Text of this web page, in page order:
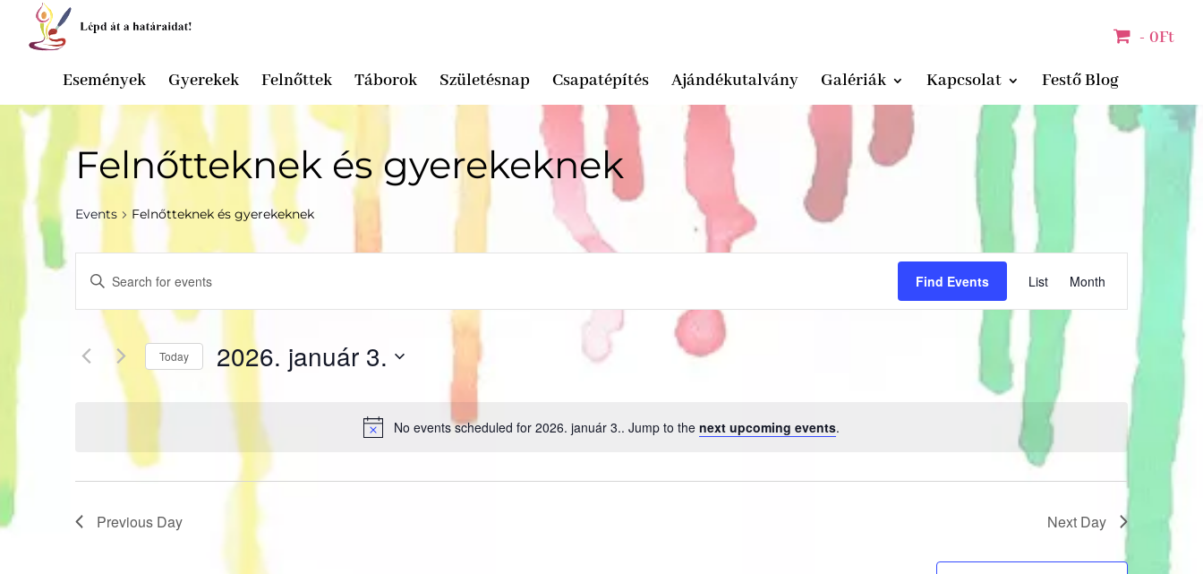
Események Gyerekek Felnőttek Táborok Születésnap Csapatépítés Ajándékutalvány Galériák Kapcsolat Festő Blog
0Ft
No events scheduled for 2026. január 3.. Jump to the next upcoming events.
Felnőtteknek és gyerekeknek
Events Felnőtteknek és gyerekeknek
Search
and
Views
Navigation
Enter
Keyword.
Search
Events
Keyword.
Find Events
Views
List Month
Today 2026. január 3.
Previous Day Next Day